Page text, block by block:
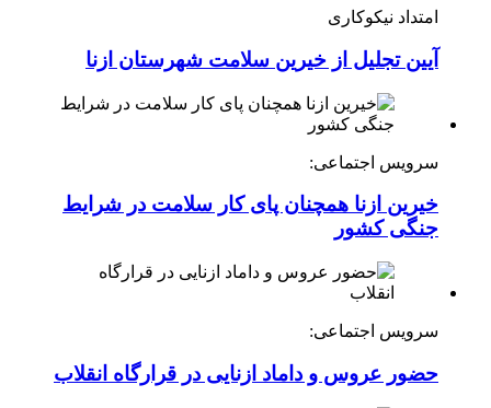
امتداد نیکوکاری
آیین تجلیل از خیرین سلامت شهرستان ازنا
سرویس اجتماعی:
خیرین ازنا همچنان پای کار سلامت در شرایط
جنگی کشور
سرویس اجتماعی:
حضور عروس و داماد ازنایی در قرارگاه انقلاب